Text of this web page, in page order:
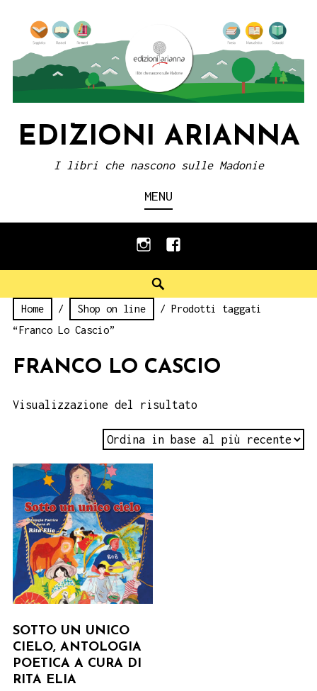
content
EDIZIONI ARIANNA
I libri che nascono sulle Madonie
MENU
instagramfacebook
Home / Shop on line
/ Prodotti taggati
“Franco Lo Cascio”
FRANCO LO CASCIO
Visualizzazione del risultato
SOTTO UN UNICO
CIELO, ANTOLOGIA
POETICA A CURA DI
RITA ELIA